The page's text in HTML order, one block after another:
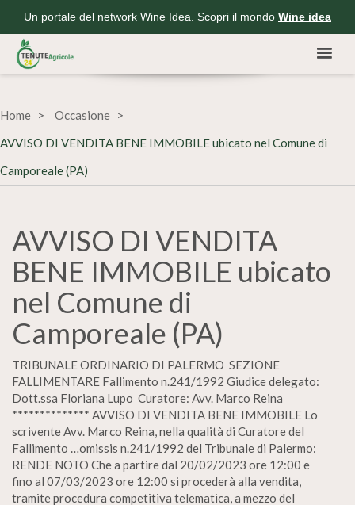
Un portale del network Wine Idea. Scopri il mondo Wine idea
Home
Occasione
AVVISO DI VENDITA BENE IMMOBILE ubicato nel Comune di
Camporeale (PA)
AVVISO DI VENDITA
BENE IMMOBILE ubicato
nel Comune di
Camporeale (PA)
TRIBUNALE ORDINARIO DI PALERMO SEZIONE
FALLIMENTARE Fallimento n.241/1992 Giudice delegato:
Dott.ssa Floriana Lupo Curatore: Avv. Marco Reina
************** AVVISO DI VENDITA BENE IMMOBILE Lo
scrivente Avv. Marco Reina, nella qualità di Curatore del
Fallimento …omissis n.241/1992 del Tribunale di Palermo:
RENDE NOTO Che a partire dal 20/02/2023 ore 12:00 e
fino al 07/03/2023 ore 12:00 si procederà alla vendita,
tramite procedura competitiva telematica, a mezzo del